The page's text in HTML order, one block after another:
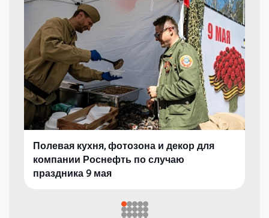
Полевая кухня, фотозона и декор для
компании Роснефть по случаю
праздника 9 мая